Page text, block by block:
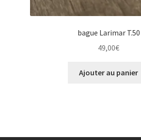
bague Larimar T.50
49,00€
Ajouter au panier